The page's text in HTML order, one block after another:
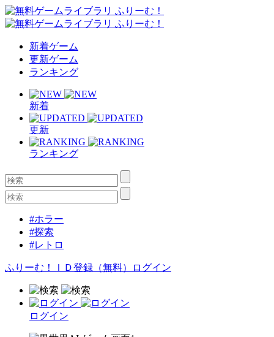
新着ゲーム
更新ゲーム
ランキング
新着
更新
ランキング
#ホラー
#探索
#レトロ
ふりーむ！ＩＤ登録（無料） ログイン
ログイン